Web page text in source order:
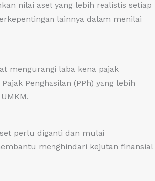
nilai aset yang lebih realistis setiap
lainnya dalam menilai
mengurangi laba kena pajak
Penghasilan (PPh) yang lebih
perlu diganti dan mulai
menghindari kejutan finansial